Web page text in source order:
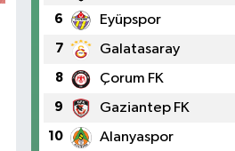
6 Eyüpspor
7 Galatasaray
8 Çorum FK
9 Gaziantep FK
10 Alanyaspor